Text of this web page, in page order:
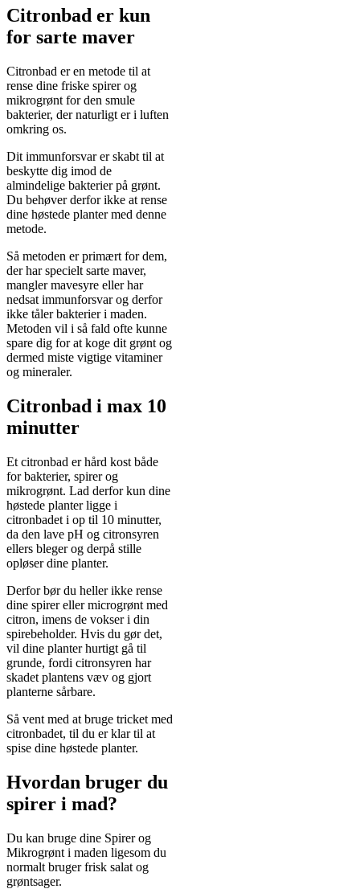
Citronbad er kun
for sarte maver
Citronbad er en metode til at
rense dine friske spirer og
mikrogrønt for den smule
bakterier, der naturligt er i luften
omkring os.
Dit immunforsvar er skabt til at
beskytte dig imod de
almindelige bakterier på grønt.
Du behøver derfor ikke at rense
dine høstede planter med denne
metode.
Så metoden er primært for dem,
der har specielt sarte maver,
mangler mavesyre eller har
nedsat immunforsvar og derfor
ikke tåler bakterier i maden.
Metoden vil i så fald ofte kunne
spare dig for at koge dit grønt og
dermed miste vigtige vitaminer
og mineraler.
Citronbad i max 10
minutter
Et citronbad er hård kost både
for bakterier, spirer og
mikrogrønt. Lad derfor kun dine
høstede planter ligge i
citronbadet i op til 10 minutter,
da den lave pH og citronsyren
ellers bleger og derpå stille
opløser dine planter.
Derfor bør du heller ikke rense
dine spirer eller microgrønt med
citron, imens de vokser i din
spirebeholder. Hvis du gør det,
vil dine planter hurtigt gå til
grunde, fordi citronsyren har
skadet plantens væv og gjort
planterne sårbare.
Så vent med at bruge tricket med
citronbadet, til du er klar til at
spise dine høstede planter.
Hvordan bruger du
spirer i mad?
Du kan bruge dine Spirer og
Mikrogrønt i maden ligesom du
normalt bruger frisk salat og
grøntsager.